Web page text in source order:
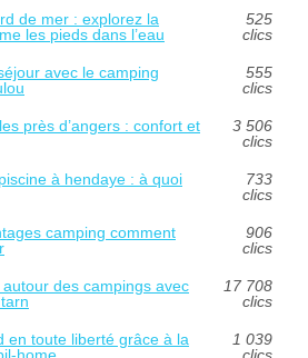
de mer : explorez la
les pieds dans l’eau
525
clics
avec le camping
555
clics
près d’angers : confort et
3 506
clics
à hendaye : à quoi
733
clics
camping comment
906
clics
des campings avec
17 708
clics
en toute liberté grâce à la
1 039